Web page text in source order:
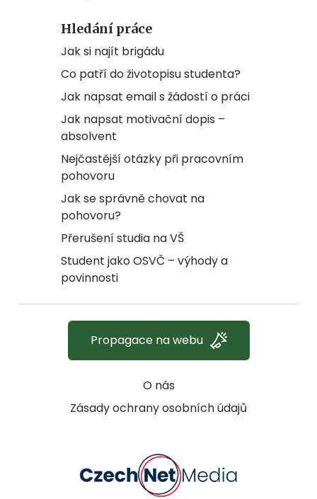
Hledání práce
Jak si najít brigádu
Co patří do životopisu studenta?
Jak napsat email s žádostí o práci
Jak napsat motivační dopis –
absolvent
Nejčastější otázky při pracovním
pohovoru
Jak se správně chovat na
pohovoru?
Přerušení studia na VŠ
Student jako OSVČ – výhody a
povinnosti
O nás
Zásady ochrany osobních údajů
Propagace na webu